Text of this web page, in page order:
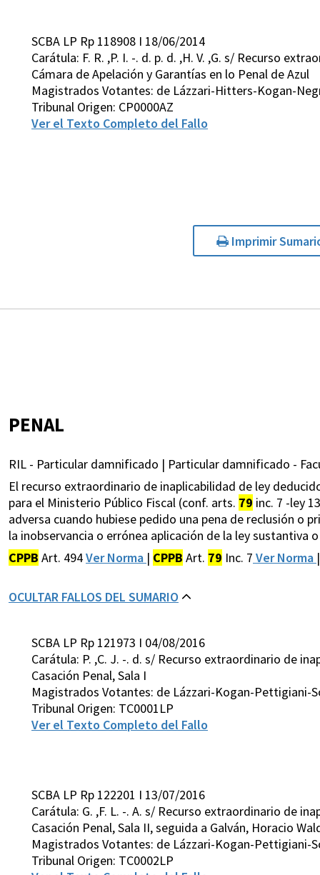
SCBA LP Rp 118908 I 18/06/2014
Carátula: F. R. ,P. I. -. d. p. d. ,H. V. ,G. s/ Recurso
Cámara de Apelación y Garantías en lo Penal de Azul
Magistrados Votantes: de Lázzari-Hitters-Kogan-
Tribunal Origen: CP0000AZ
Ver el Texto Completo del Fallo
Imprimir
PENAL
RIL - Particular damnificado | Particular damnificado -
El recurso extraordinario de inaplicabilidad de ley
para el Ministerio Público Fiscal (conf. arts. 79 inc. 7 -ley
adversa cuando hubiese pedido una pena de reclusión o
la inobservancia o errónea aplicación de la ley sustantiva
CPPB Art. 494Ver Norma | CPPB Art. 79 Inc. 7 Ver Norma |
OCULTAR FALLOS DEL SUMARIO
SCBA LP Rp 121973 I 04/08/2016
Carátula: P. ,C. J. -. d. s/ Recurso extraordinario de
Casación Penal, Sala I
Magistrados Votantes: de Lázzari-Kogan-Pettigiani-
Tribunal Origen: TC0001LP
Ver el Texto Completo del Fallo
SCBA LP Rp 122201 I 13/07/2016
Carátula: G. ,F. L. -. A. s/ Recurso extraordinario de
Casación Penal, Sala II, seguida a Galván, Horacio
Magistrados Votantes: de Lázzari-Kogan-Pettigiani-
Tribunal Origen: TC0002LP